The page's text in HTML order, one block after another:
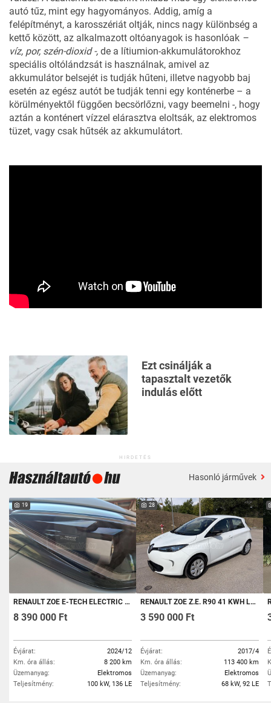
autó tűz, mint egy hagyományos. Addig, amíg a
felépítményt, a karosszériát oltják, nincs nagy különbség a
kettő között, az alkalmazott oltóanyagok is hasonlóak –
víz, por, szén-dioxid -, de a lítiumion-akkumulátorokhoz
speciális oltólándzsát is használnak, amivel az
akkumulátor belsejét is tudják hűteni, illetve nagyobb baj
esetén az egész autót be tudják tenni egy konténerbe – a
körülményektől függően becsörlőzni, vagy beemelni -, hogy
aztán a konténert vízzel elárasztva eloltsák, az elektromos
tüzet, vagy csak hűtsék az akkumulátort.
Ezt csinálják a
tapasztalt vezetők
indulás előtt
HIRDETÉS
Hasonló járművek
19
RENAULT ZOE E-TECH ELECTRIC R135 52 KWH ICONIC NAVI.450KM.HATÓTÁV.16''BIKOLORFELNIK..ÁFÁS.ÁR!-FACELIFTES!
8 390 000 Ft
Évjárat:
2024/12
Km. óra állás:
8 200 km
Üzemanyag:
Elektromos
Teljesítmény:
100 kW, 136 LE
28
RENAULT ZOE Z.E. R90 41 KWH LIFE (AUTOMATA) SAJÁT AKKU+IGAZOLT 87%-SOH+VÉGIG RENAULT-BAN SZERVÍZELT+TÉLI GUMI GARNITÚRA
3 590 000 Ft
Évjárat:
2017/4
Km. óra állás:
113 400 km
Üzemanyag:
Elektromos
Teljesítmény:
68 kW, 92 LE